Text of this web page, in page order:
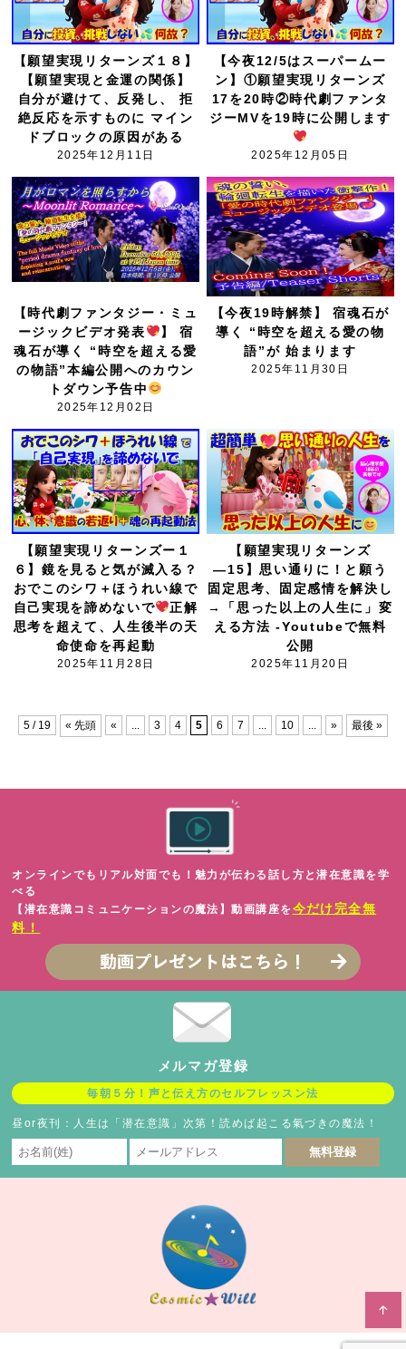
【願望実現リターンズ１８】
【願望実現と金運の関係】
自分が避けて、反発し、 拒
絶反応を示すものに マイン
ドブロックの原因がある
2025年12月11日
【今夜12/5はスーパームー
ン】①願望実現リターンズ
17を20時②時代劇ファンタ
ジーMVを19時に公開します
2025年12月05日
【時代劇ファンタジー・ミュ
ージックビデオ発表
】 宿
魂石が導く “時空を超える愛
の物語”本編公開へのカウン
トダウン予告中
2025年12月02日
【今夜19時解禁】 宿魂石が
導く “時空を超える愛の物
語”が 始まります
2025年11月30日
【願望実現リターンズー１
６】鏡を見ると気が滅入る？
おでこのシワ＋ほうれい線で
自己実現を諦めないで
正解
思考を超えて、人生後半の天
命使命を再起動
2025年11月28日
【願望実現リターンズ
―15】思い通りに！と願う
固定思考、固定感情を解決し
→「思った以上の人生に」変
える方法 -Youtubeで無料
公開
2025年11月20日
5 / 19 « 先頭 « ... 3 4 5 6 7 ... 10 ... » 最後 »
オンラインでもリアル対面でも！魅力が伝わる話し方と潜在意識を学
べる
【潜在意識コミュニケーションの魔法】動画講座を今だけ完全無
料！
メルマガ登録
毎朝５分！声と伝え方のセルフレッスン法
昼or夜刊：人生は「潜在意識」次第！読めば起こる氣づきの魔法！